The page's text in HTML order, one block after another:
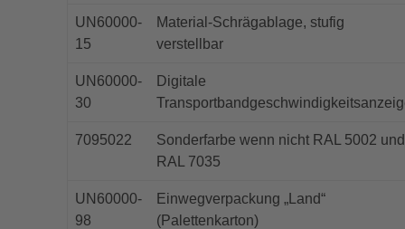
UN60000-
15
Material-Schrägablage, stufig
verstellbar
UN60000-
30
Digitale
7095022
Sonderfarbe wenn nicht RAL 5002 und
RAL 7035
UN60000-
98
Einwegverpackung „Land“
(Palettenkarton)